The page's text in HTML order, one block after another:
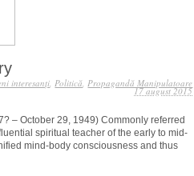
interesanţi,Politică,Propagandă Manipulatoare
17 august 2015
– October 29, 1949) Commonly referred
spiritual teacher of the early to mid-
mind-body consciousness and thus